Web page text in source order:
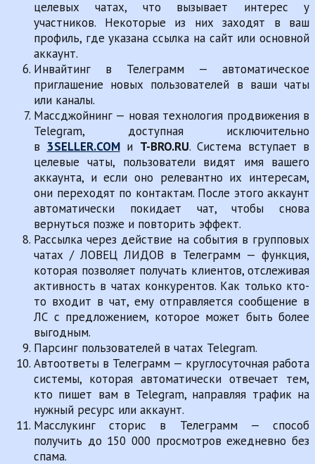
целевых чатах, что вызывает интерес у
участников. Некоторые из них заходят в ваш
профиль, где указана ссылка на сайт или основной
аккаунт.
Инвайтинг в Телеграмм — автоматическое
приглашение новых пользователей в ваши чаты
или каналы.
Массджойнинг — новая технология продвижения в
Telegram, доступная исключительно
в 3SELLER.COMи T-BRO.RU. Система вступает в
целевые чаты, пользователи видят имя вашего
аккаунта, и если оно релевантно их интересам,
они переходят по контактам. После этого аккаунт
автоматически покидает чат, чтобы снова
вернуться позже и повторить эффект.
Рассылка через действие на события в групповых
чатах / ЛОВЕЦ ЛИДОВ в Телеграмм — функция,
которая позволяет получать клиентов, отслеживая
активность в чатах конкурентов. Как только кто-
то входит в чат, ему отправляется сообщение в
ЛС с предложением, которое может быть более
выгодным.
Парсинг пользователей в чатах Telegram.
Автоответы в Телеграмм — круглосуточная работа
системы, которая автоматически отвечает тем,
кто пишет вам в Telegram, направляя трафик на
нужный ресурс или аккаунт.
Масслукинг сторис в Телеграмм — способ
получить до 150 000 просмотров ежедневно без
спама.